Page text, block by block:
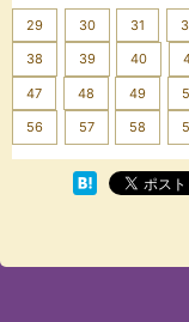
29 30 31
38 39 40
47 48 49
56 57 58